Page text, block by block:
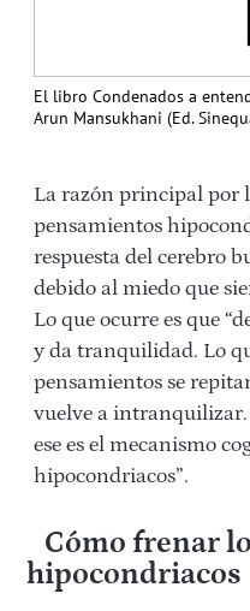
El libro Condenados a
Arun Mansukhani (Ed.
La razón principal por
pensamientos
respuesta del cerebro
debido al miedo que
Lo que ocurre es que
y da tranquilidad. Lo
pensamientos se
vuelve a
ese es el mecanismo
hipocondriacos”.
Cómo frenar
hipocondriacos